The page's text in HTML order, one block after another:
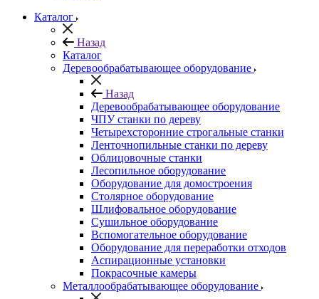
Каталог
Назад
Каталог
Деревообрабатывающее оборудование
Назад
Деревообрабатывающее оборудование
ЧПУ станки по дереву
Четырехсторонние строгальные станки
Ленточнопильные станки по дереву
Облицовочные станки
Лесопильное оборудование
Оборудование для домостроения
Столярное оборудование
Шлифовальное оборудование
Сушильное оборудование
Вспомогательное оборудование
Оборудование для переработки отходов
Аспирационные установки
Покрасочные камеры
Металлообрабатывающее оборудование